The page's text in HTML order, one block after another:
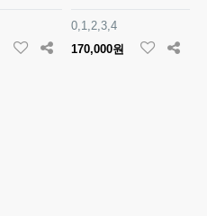
0,1,2,3,4
170,000원